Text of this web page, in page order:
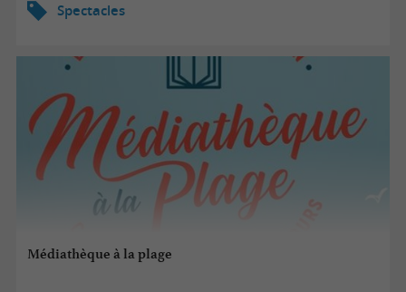
Spectacles
Médiathèque à la plage